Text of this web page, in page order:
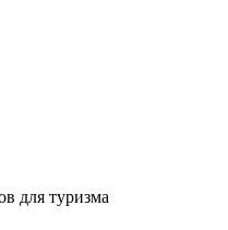
для туризма